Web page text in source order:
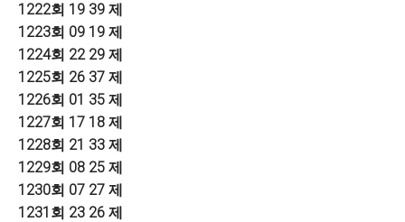
1222회 19 39 제
1223회 09 19 제
1224회 22 29 제
1225회 26 37 제
1226회 01 35 제
1227회 17 18 제
1228회 21 33 제
1229회 08 25 제
1230회 07 27 제
1231회 23 26 제